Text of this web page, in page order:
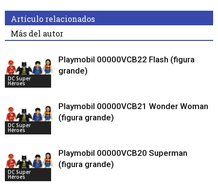
Artículo relacionados
Más del autor
DC Super
Héroes
Playmobil 00000VCB22 Flash (figura
grande)
DC Super
Héroes
Playmobil 00000VCB21 Wonder Woman
(figura grande)
DC Super
Héroes
Playmobil 00000VCB20 Superman
(figura grande)